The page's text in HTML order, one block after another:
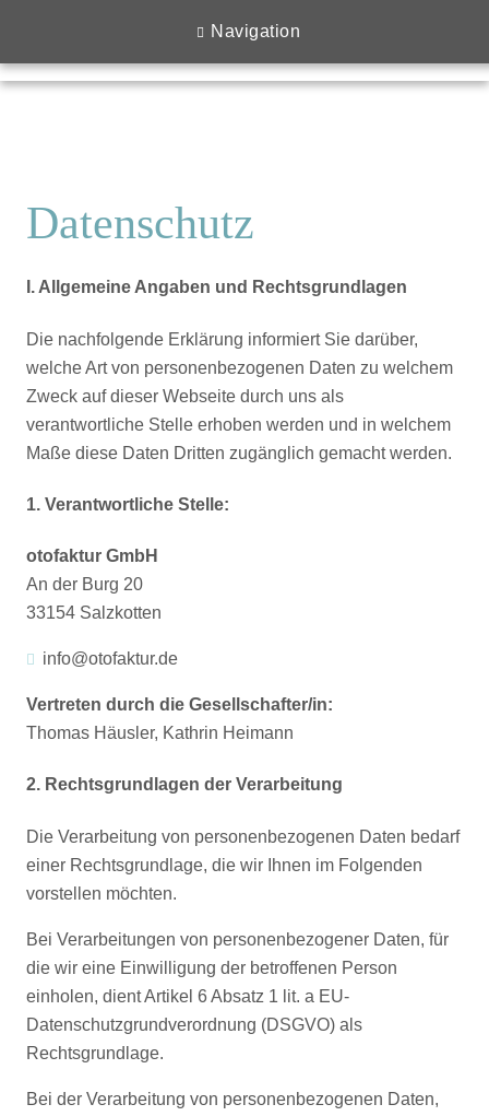
Navigation
Datenschutz
I. Allgemeine Angaben und Rechtsgrundlagen
Die nachfolgende Erklärung informiert Sie darüber,
welche Art von personenbezogenen Daten zu welchem
Zweck auf dieser Webseite durch uns als
verantwortliche Stelle erhoben werden und in welchem
Maße diese Daten Dritten zugänglich gemacht werden.
1. Verantwortliche Stelle:
otofaktur GmbH
An der Burg 20
33154 Salzkotten
info@otofaktur.de
Vertreten durch die Gesellschafter/in:
Thomas Häusler, Kathrin Heimann
2. Rechtsgrundlagen der Verarbeitung
Die Verarbeitung von personenbezogenen Daten bedarf
einer Rechtsgrundlage, die wir Ihnen im Folgenden
vorstellen möchten.
Bei Verarbeitungen von personenbezogener Daten, für
die wir eine Einwilligung der betroffenen Person
einholen, dient Artikel 6 Absatz 1 lit. a EU-
Datenschutzgrundverordnung (DSGVO) als
Rechtsgrundlage.
Bei der Verarbeitung von personenbezogenen Daten,